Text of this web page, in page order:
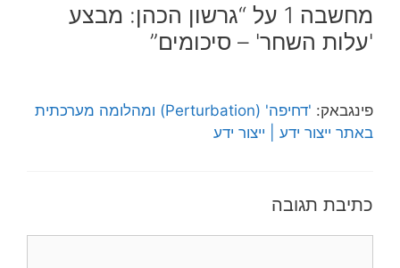
מחשבה 1 על “גרשון הכהן: מבצע
'עלות השחר' – סיכומים”
פינגבאק:
'דחיפה' (Perturbation) ומהלומה מערכתית
באתר ייצור ידע | ייצור ידע
כתיבת תגובה